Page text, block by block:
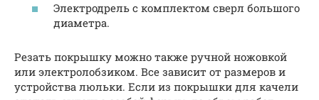
Электродрель с комплектом сверл большого
диаметра.
Резать покрышку можно также ручной ножовкой
или электролобзиком. Все зависит от размеров и
устройства люльки. Если из покрышки для качели